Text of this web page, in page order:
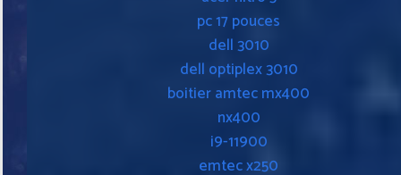
pc 17 pouces
dell 3010
dell optiplex 3010
boitier amtec mx400
nx400
i9-11900
emtec x250